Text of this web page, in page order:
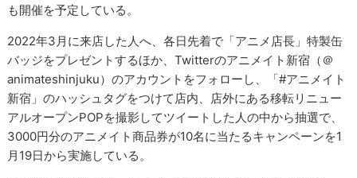
も開催を予定している。
2022年3月に来店した人へ、各日先着で「アニメ店長」特製缶
バッジをプレゼントするほか、Twitterのアニメイト新宿（＠
animateshinjuku）のアカウントをフォローし、「#アニメイト
新宿」のハッシュタグをつけて店内、店外にある移転リニュー
アルオープンPOPを撮影してツイートした人の中から抽選で、
3000円分のアニメイト商品券が10名に当たるキャンペーンを1
月19日から実施している。